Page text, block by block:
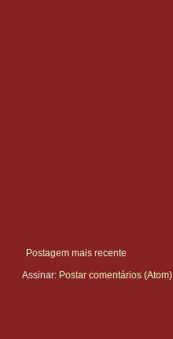
Postagem mais recente
Assinar: Postar comentários (Atom)